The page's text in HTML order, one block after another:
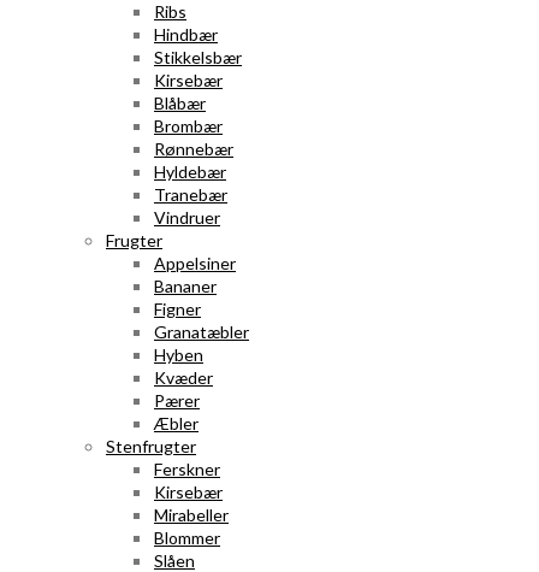
Ribs
Hindbær
Stikkelsbær
Kirsebær
Blåbær
Brombær
Rønnebær
Hyldebær
Tranebær
Vindruer
Frugter
Appelsiner
Bananer
Figner
Granatæbler
Hyben
Kvæder
Pærer
Æbler
Stenfrugter
Ferskner
Kirsebær
Mirabeller
Blommer
Slåen